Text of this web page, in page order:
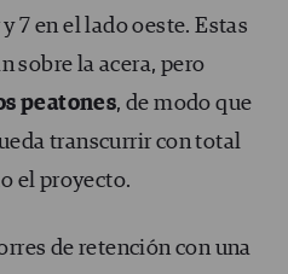
7 en el lado oeste. Estas
sobre la acera, pero
peatones, de modo que
transcurrir con total
el proyecto.
de retención con una